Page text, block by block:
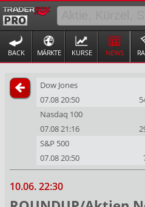
BACK MÄRKTE KURSE NEWS
Dow Jones
07.08 20:50
Nasdaq 100
07.08 21:16
S&P 500
07.08 20:50
10.06. 22:30